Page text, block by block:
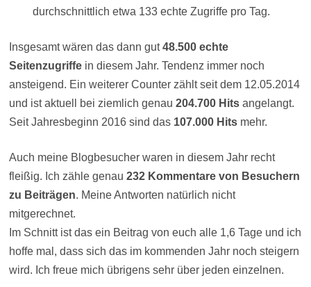
durchschnittlich etwa 133 echte Zugriffe pro Tag.
Insgesamt wären das dann gut48.500 echte
Seitenzugriffein diesem Jahr. Tendenz immer noch
ansteigend. Ein weiterer Counter zählt seit dem 12.05.2014
und ist aktuell bei ziemlich genau 204.700 Hits angelangt.
Seit Jahresbeginn 2016 sind das 107.000 Hitsmehr.
Auch meine Blogbesucher waren in diesem Jahr recht
fleißig. Ich zähle genau 232 Kommentare von Besuchern
zu Beiträgen. Meine Antworten natürlich nicht
mitgerechnet.
Im Schnitt ist das ein Beitrag von euch alle 1,6 Tage und ich
hoffe mal, dass sich das im kommenden Jahr noch steigern
wird. Ich freue mich übrigens sehr über jeden einzelnen.